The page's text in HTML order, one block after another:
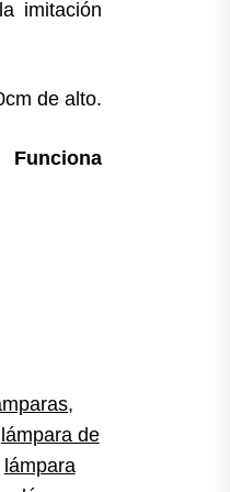
imitación
de alto.
Funciona
lámpara de
lámpara